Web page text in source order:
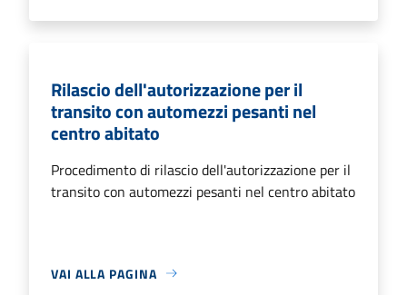
Rilascio dell'autorizzazione per il
transito con automezzi pesanti nel
centro abitato
Procedimento di rilascio dell'autorizzazione per il
transito con automezzi pesanti nel centro abitato
VAI ALLA PAGINA